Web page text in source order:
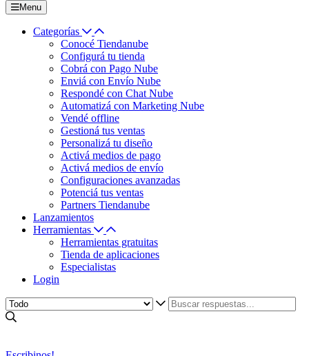
Menu
Categorías
Conocé Tiendanube
Configurá tu tienda
Cobrá con Pago Nube
Enviá con Envío Nube
Respondé con Chat Nube
Automatizá con Marketing Nube
Vendé offline
Gestioná tus ventas
Personalizá tu diseño
Activá medios de pago
Activá medios de envío
Configuraciones avanzadas
Potenciá tus ventas
Partners Tiendanube
Lanzamientos
Herramientas
Herramientas gratuitas
Tienda de aplicaciones
Especialistas
Login